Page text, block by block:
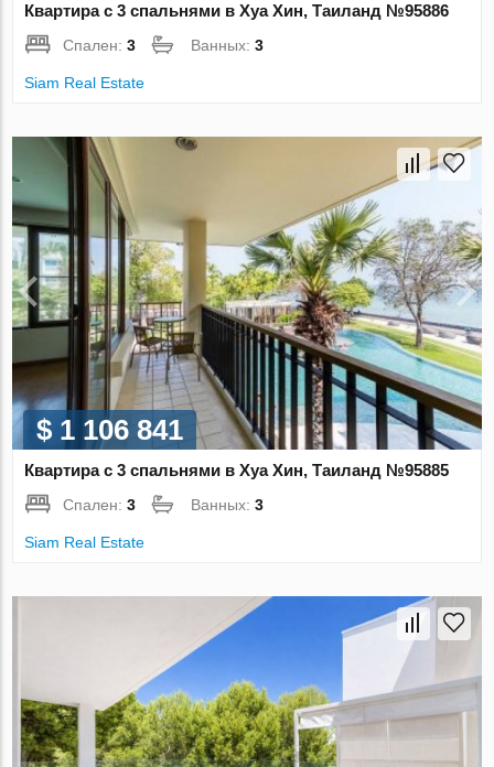
Квартира с 3 спальнями в Хуа Хин, Таиланд №95886
Спален:3 Ванных:3
Siam Real Estate
$ 1 106 841
Квартира с 3 спальнями в Хуа Хин, Таиланд №95885
Спален:3 Ванных:3
Siam Real Estate